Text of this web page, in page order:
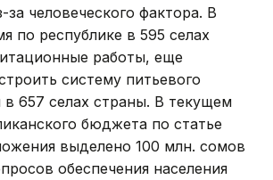
человеческого фактора. В
по республике в 595 селах
работы, еще
систему питьевого
657 селах страны. В текущем
бюджета по статье
выделено 100 млн. сомов
обеспечения населения